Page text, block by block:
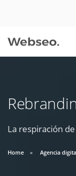
La respiración
Home Agencia